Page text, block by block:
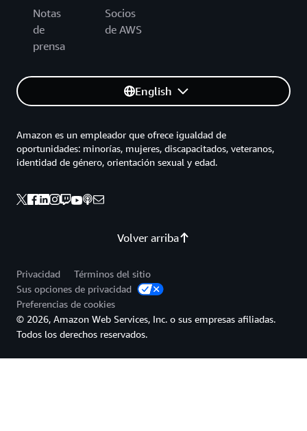
Notas
de
prensa
Socios
de AWS
English
Volver arriba
Amazon es un empleador que ofrece igualdad de
oportunidades: minorías, mujeres, discapacitados, veteranos,
identidad de género, orientación sexual y edad.
Privacidad
Términos del sitio
Sus opciones de privacidad
Preferencias de cookies
© 2026, Amazon Web Services, Inc. o sus empresas afiliadas.
Todos los derechos reservados.